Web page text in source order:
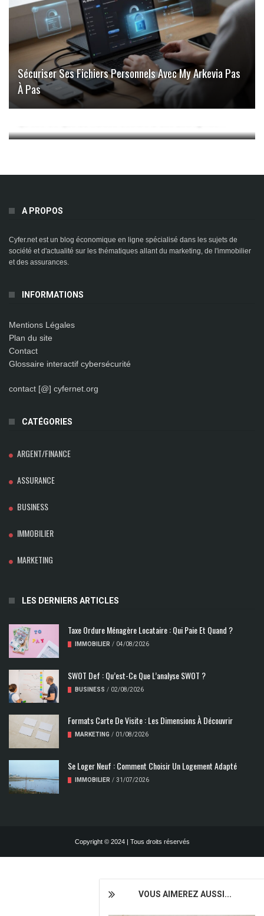
VOUS AIMEREZ AUSSI...
Sécuriser Ses Fichiers Personnels Avec My Arkevia Pas
À Pas
A PROPOS
Cyfer.net est un blog économique en ligne spécialisé dans les sujets de
société et d'actualité sur les thématiques allant du marketing, de l'immobilier
et des assurances.
INFORMATIONS
Mentions Légales
Plan du site
Contact
Glossaire interactif cybersécurité
contact [@] cyfernet.org
CATÉGORIES
ARGENT/FINANCE
ASSURANCE
BUSINESS
IMMOBILIER
MARKETING
LES DERNIERS ARTICLES
Taxe Ordure Ménagère Locataire : Qui Paie Et Quand ?
IMMOBILIER / 04/08/2026
SWOT Def : Qu’est-Ce Que L’analyse SWOT ?
BUSINESS / 02/08/2026
Formats Carte De Visite : Les Dimensions À Découvrir
MARKETING / 01/08/2026
Se Loger Neuf : Comment Choisir Un Logement Adapté
IMMOBILIER / 31/07/2026
Copyright © 2024 | Tous droits réservés